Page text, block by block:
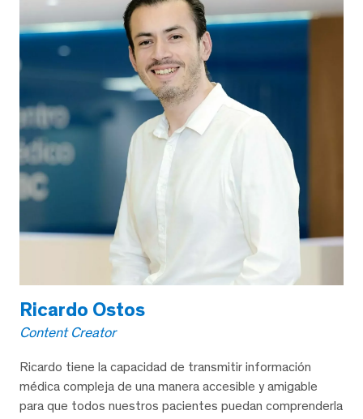
Ricardo Ostos
Content Creator
Ricardo tiene la capacidad de transmitir información
médica compleja de una manera accesible y amigable
para que todos nuestros pacientes puedan comprenderla